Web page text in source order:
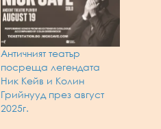
Античният театър
посреща легендата
Ник Кейв и Колин
Грийнууд през август
2025г.